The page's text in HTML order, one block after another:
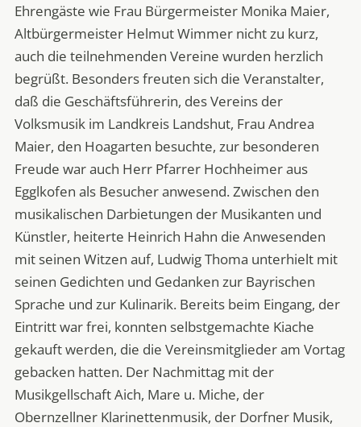
Ehrengäste wie Frau Bürgermeister Monika Maier,
Altbürgermeister Helmut Wimmer nicht zu kurz,
auch die teilnehmenden Vereine wurden herzlich
begrüßt. Besonders freuten sich die Veranstalter,
daß die Geschäftsführerin, des Vereins der
Volksmusik im Landkreis Landshut, Frau Andrea
Maier, den Hoagarten besuchte, zur besonderen
Freude war auch Herr Pfarrer Hochheimer aus
Egglkofen als Besucher anwesend. Zwischen den
musikalischen Darbietungen der Musikanten und
Künstler, heiterte Heinrich Hahn die Anwesenden
mit seinen Witzen auf, Ludwig Thoma unterhielt mit
seinen Gedichten und Gedanken zur Bayrischen
Sprache und zur Kulinarik. Bereits beim Eingang, der
Eintritt war frei, konnten selbstgemachte Kiache
gekauft werden, die die Vereinsmitglieder am Vortag
gebacken hatten. Der Nachmittag mit der
Musikgellschaft Aich, Mare u. Miche, der
Obernzellner Klarinettenmusik, der Dorfner Musik,